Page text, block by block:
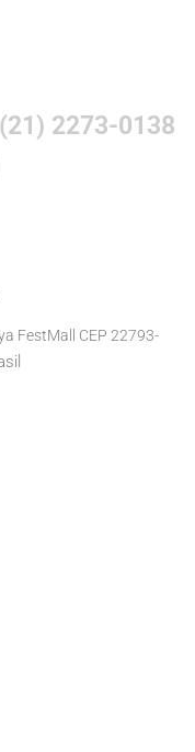
(21) 2273-0138
FestMall CEP 22793-